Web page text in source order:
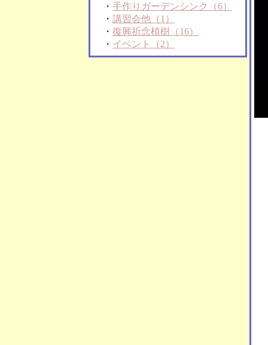
・ 手作りガーデンシンク（6）
・ 講習会他（1）
・ 復興祈念植樹（16）
・ イベント（2）